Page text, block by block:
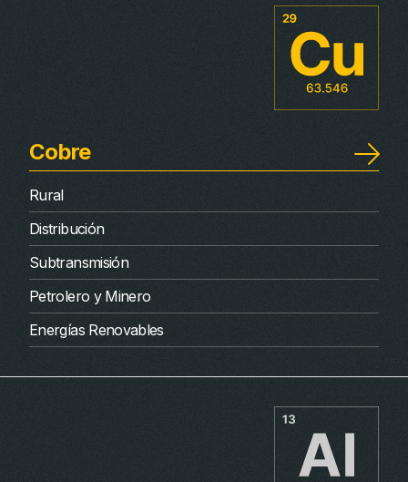
Cobre
Rural
Distribución
Subtransmisión
Petrolero y Minero
Energías Renovables